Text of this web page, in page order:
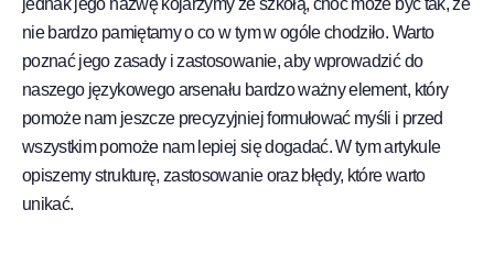
jednak jego nazwę kojarzymy ze szkołą, choć może być tak, że
nie bardzo pamiętamy o co w tym w ogóle chodziło. Warto
poznać jego zasady i zastosowanie, aby wprowadzić do
naszego językowego arsenału bardzo ważny element, który
pomoże nam jeszcze precyzyjniej formułować myśli i przed
wszystkim pomoże nam lepiej się dogadać. W tym artykule
opiszemy strukturę, zastosowanie oraz błędy, które warto
unikać.